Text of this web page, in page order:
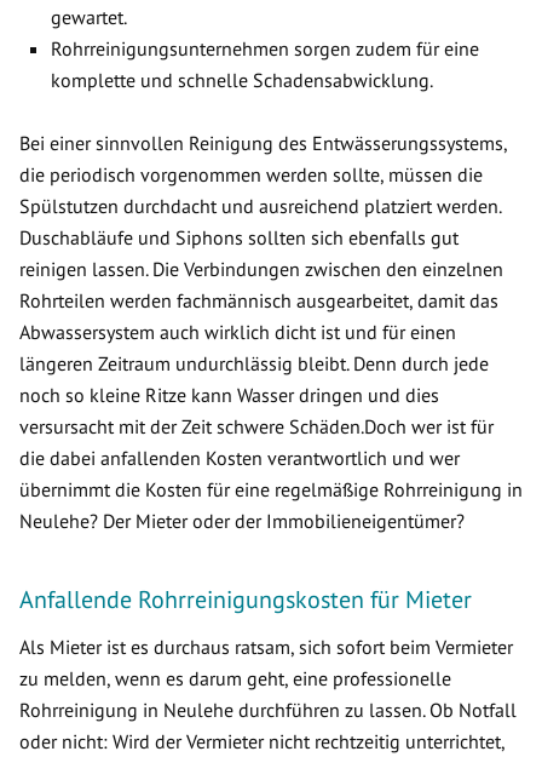
gewartet.
Rohrreinigungsunternehmen sorgen zudem für eine
komplette und schnelle Schadensabwicklung.
Bei einer sinnvollen Reinigung des Entwässerungssystems,
die periodisch vorgenommen werden sollte, müssen die
Spülstutzen durchdacht und ausreichend platziert werden.
Duschabläufe und Siphons sollten sich ebenfalls gut
reinigen lassen. Die Verbindungen zwischen den einzelnen
Rohrteilen werden fachmännisch ausgearbeitet, damit das
Abwassersystem auch wirklich dicht ist und für einen
längeren Zeitraum undurchlässig bleibt. Denn durch jede
noch so kleine Ritze kann Wasser dringen und dies
versursacht mit der Zeit schwere Schäden.Doch wer ist für
die dabei anfallenden Kosten verantwortlich und wer
übernimmt die Kosten für eine regelmäßige Rohrreinigung in
Neulehe? Der Mieter oder der Immobilieneigentümer?
Anfallende Rohrreinigungskosten für Mieter
Als Mieter ist es durchaus ratsam, sich sofort beim Vermieter
zu melden, wenn es darum geht, eine professionelle
Rohrreinigung in Neulehe durchführen zu lassen. Ob Notfall
oder nicht: Wird der Vermieter nicht rechtzeitig unterrichtet,